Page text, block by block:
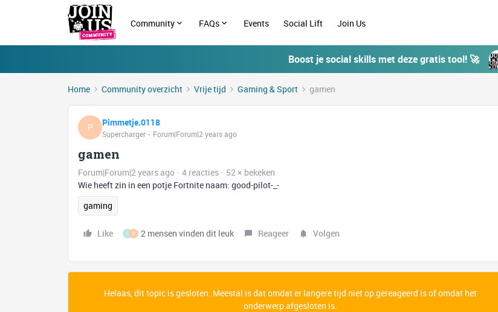
Community FAQs Events Social Lift Join Us
Boost je social skills met deze gratis tool! 🚀
Home Community overzicht Vrije tijd Gaming & Sport gamen
P Pimmetje.0118
Supercharger Forum|Forum|2 years ago
gamen
Forum|Forum|2 years ago 4 reacties
52 × bekeken
Wie heeft zin in een potje Fortnite naam: good-pilot-_-
gaming
Like I P 2 mensen vinden dit leuk Reageer Volgen
Helaas, dit topic is gesloten. Meestal is dat omdat er langere tijd niet op gereageerd is of omdat het
onderwerp afgesloten is.